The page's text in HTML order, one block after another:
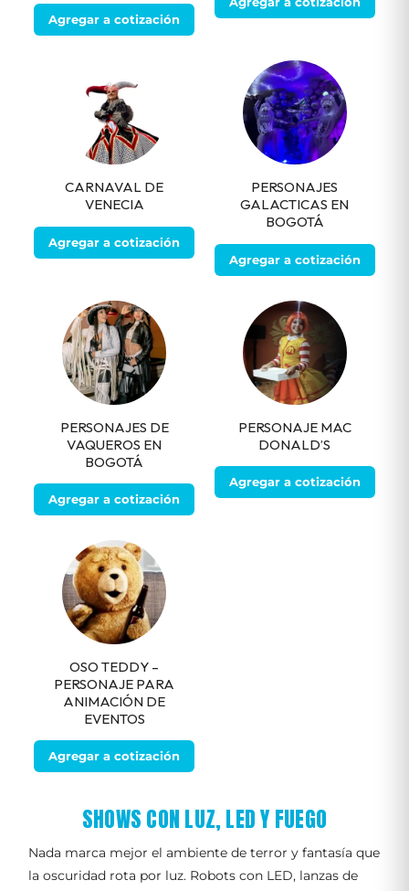
Agregar a cotización
CARNAVAL DE
VENECIA
Agregar a cotización
PERSONAJES
GALACTICAS EN
BOGOTÁ
Agregar a cotización
PERSONAJES DE
VAQUEROS EN
BOGOTÁ
Agregar a cotización
PERSONAJE MAC
DONALD’S
Agregar a cotización
OSO TEDDY –
PERSONAJE PARA
ANIMACIÓN DE
EVENTOS
Agregar a cotización
SHOWS CON LUZ, LED Y FUEGO
Nada marca mejor el ambiente de terror y fantasía que
la oscuridad rota por luz. Robots con LED, lanzas de